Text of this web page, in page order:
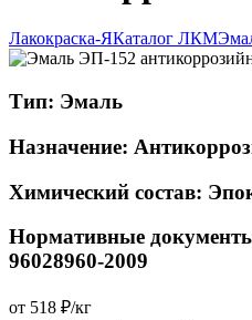
Лакокраска-ЯКаталог ЛКМ
Тип: Эмаль
Назначение:
Химический состав:
Нормативные
96028960-2009
от 518 ₽/кг